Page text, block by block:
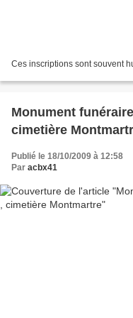
Ces inscriptions sont souvent
Monument
cimetière
Publié le 18/10/2009 à 12:58
Par acbx41